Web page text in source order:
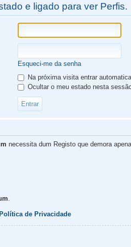
e ligado para ver Perfis.
Esqueci-me da senha
Na próxima visita entrar
Ocultar o meu estado nesta
necessita dum Registo que demora
Política de Privacidade